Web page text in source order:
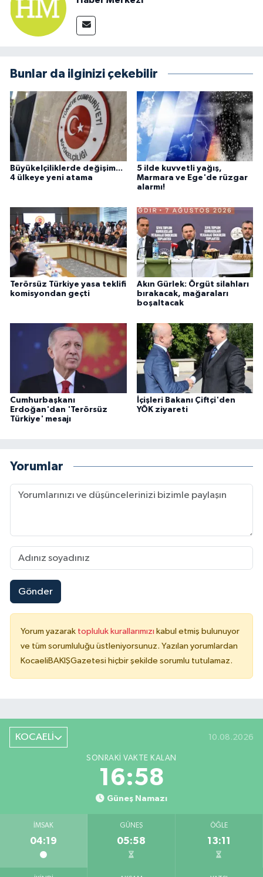
Bunlar da ilginizi çekebilir
Büyükelçiliklerde değişim...
4 ülkeye yeni atama
5 ilde kuvvetli yağış,
Marmara ve Ege'de rüzgar
alarmı!
Terörsüz Türkiye yasa teklifi
komisyondan geçti
Akın Gürlek: Örgüt silahları
bırakacak, mağaraları
boşaltacak
Cumhurbaşkanı
Erdoğan'dan 'Terörsüz
Türkiye' mesajı
İçişleri Bakanı Çiftçi'den
YÖK ziyareti
Yorumlar
Gönder
Yorum yazarak topluluk kurallarımızı kabul etmiş bulunuyor
ve tüm sorumluluğu üstleniyorsunuz. Yazılan yorumlardan
KocaeliBAKIŞGazetesi hiçbir şekilde sorumlu tutulamaz.
KOCAELİ 10.08.2026
SONRAKI VAKTE KALAN
16:58
Güneş Namazı
İMSAK
04:19
GÜNEŞ
05:58
ÖĞLE
13:11